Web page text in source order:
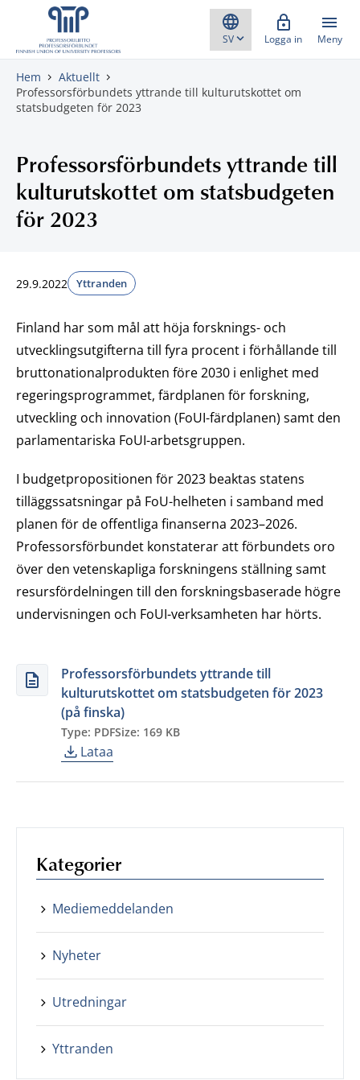
Gå direkt till innehåll
Logga in Meny
Hem
Aktuellt
Professorsförbundets yttrande till kulturutskottet om
statsbudgeten för 2023
Professorsförbundets yttrande till
kulturutskottet om statsbudgeten
för 2023
29.9.2022 Yttranden
Finland har som mål att höja forsknings- och
utvecklingsutgifterna till fyra procent i förhållande till
bruttonationalprodukten före 2030 i enlighet med
regeringsprogrammet, färdplanen för forskning,
utveckling och innovation (FoUI-färdplanen) samt den
parlamentariska FoUI-arbetsgruppen.
I budgetpropositionen för 2023 beaktas statens
tilläggssatsningar på FoU-helheten i samband med
planen för de offentliga finanserna 2023–2026.
Professorsförbundet konstaterar att förbundets oro
över den vetenskapliga forskningens ställning samt
resursfördelningen till den forskningsbaserade högre
undervisningen och FoUI-verksamheten har hörts.
Professorsförbundets yttrande till
kulturutskottet om statsbudgeten för 2023
(på finska)
Type: PDFSize: 169 KB
Lataa
Kategorier
Mediemeddelanden
Nyheter
Utredningar
Yttranden